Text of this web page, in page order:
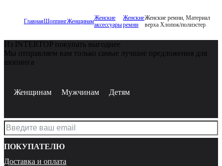
ГлавнаяШоппингЖенщинамЖенские
аксессуары
Женские
ремни
Женские ремни, Материал
верха Хлопок/полиэстер
Из INTERTOP покупать выгоднее
Мы отправляем вам только самые лучшие предложения для
шопинга
Женщинам Мужчинам Детям
ПОКУПАТЕЛЮ
Доставка и оплата